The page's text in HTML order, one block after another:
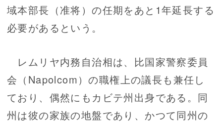
域本部長（准将）の任期をあと1年延長する
必要があるという。
レムリヤ内務自治相は、比国家警察委員
会（Napolcom）の職権上の議長も兼任し
ており、偶然にもカビテ州出身である。同
州は彼の家族の地盤であり、かつて同州の